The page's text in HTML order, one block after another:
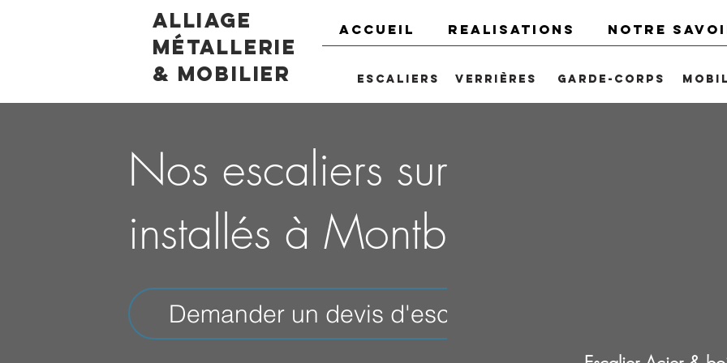
Alliage
Métallerie
& Mobilier
ACCUEIL REALISATIONS NOTRE
Escaliers Verrières Garde-corps
Nos escaliers sur-mesure
installés à Montbonnot
Demander un devis d'escalier